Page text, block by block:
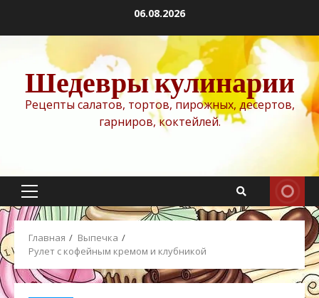
содержимому
06.08.2026
Шедевры кулинарии
Рецепты салатов, тортов, пирожных, десертов,
гарниров, коктейлей.
Основное
меню
Главная
Выпечка
Рулет с кофейным кремом и клубникой